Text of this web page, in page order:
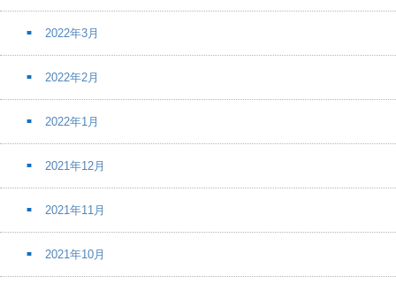
2022年3月
2022年2月
2022年1月
2021年12月
2021年11月
2021年10月